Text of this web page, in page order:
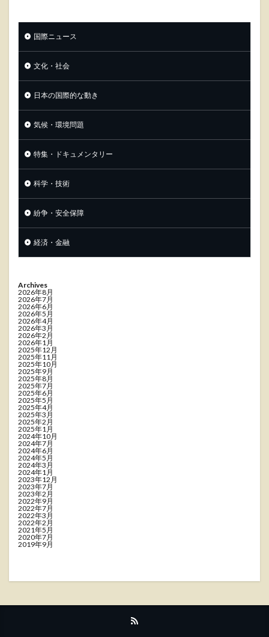
国際ニュース
文化・社会
日本の国際的な動き
気候・環境問題
特集・ドキュメンタリー
科学・技術
紛争・安全保障
経済・金融
Archives
2026年8月
2026年7月
2026年6月
2026年5月
2026年4月
2026年3月
2026年2月
2026年1月
2025年12月
2025年11月
2025年10月
2025年9月
2025年8月
2025年7月
2025年6月
2025年5月
2025年4月
2025年3月
2025年2月
2025年1月
2024年10月
2024年7月
2024年6月
2024年5月
2024年3月
2024年1月
2023年12月
2023年7月
2023年2月
2022年9月
2022年7月
2022年3月
2022年2月
2021年5月
2020年7月
2019年9月